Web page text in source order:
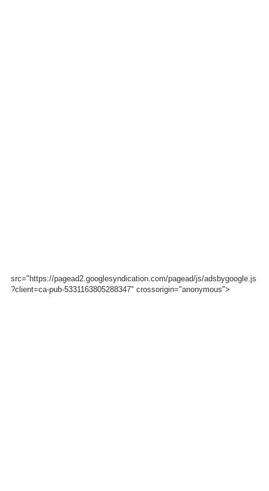
src="https://pagead2.googlesyndication.com/pagead/js/adsbygoogle.js
?client=ca-pub-5331163805288347" crossorigin="anonymous">